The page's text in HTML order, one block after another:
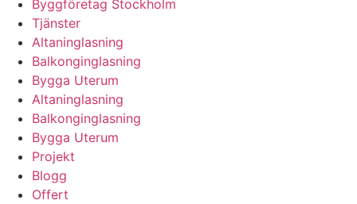
Byggföretag Stockholm
Tjänster
Altaninglasning
Balkonginglasning
Bygga Uterum
Altaninglasning
Balkonginglasning
Bygga Uterum
Projekt
Blogg
Offert